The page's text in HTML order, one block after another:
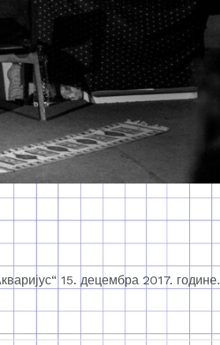
15. децембра 2017. године.